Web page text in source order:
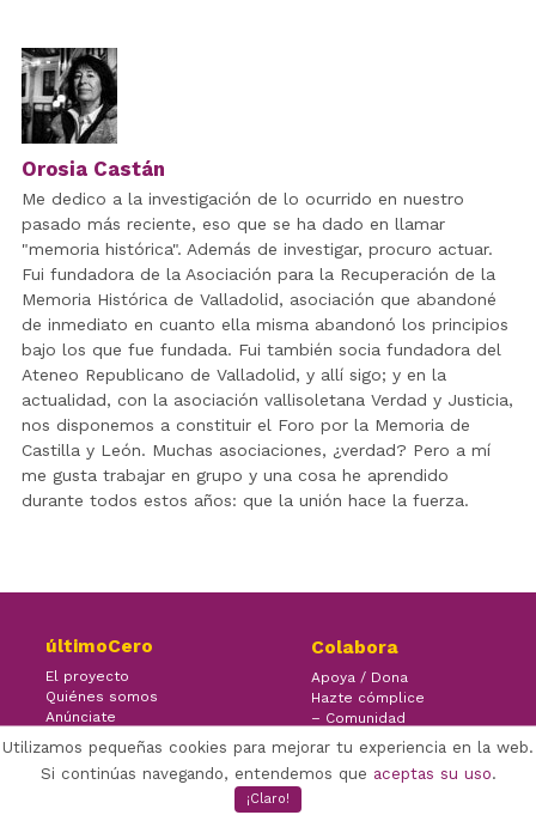
Orosia Castán
Me dedico a la investigación de lo ocurrido en nuestro
pasado más reciente, eso que se ha dado en llamar
"memoria histórica". Además de investigar, procuro actuar.
Fui fundadora de la Asociación para la Recuperación de la
Memoria Histórica de Valladolid, asociación que abandoné
de inmediato en cuanto ella misma abandonó los principios
bajo los que fue fundada. Fui también socia fundadora del
Ateneo Republicano de Valladolid, y allí sigo; y en la
actualidad, con la asociación vallisoletana Verdad y Justicia,
nos disponemos a constituir el Foro por la Memoria de
Castilla y León. Muchas asociaciones, ¿verdad? Pero a mí
me gusta trabajar en grupo y una cosa he aprendido
durante todos estos años: que la unión hace la fuerza.
últimoCero
El proyecto
Quiénes somos
Anúnciate
Colabora
Apoya / Dona
Hazte cómplice
– Comunidad
Utilizamos pequeñas cookies para mejorar tu experiencia en la web.
Si continúas navegando, entendemos que aceptas su uso.
¡Claro!